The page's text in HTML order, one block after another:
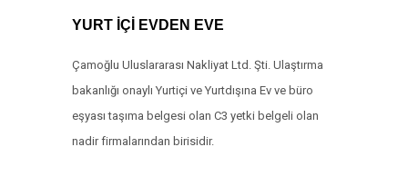
YURT İÇİ EVDEN EVE
Çamoğlu Uluslararası Nakliyat Ltd. Şti. Ulaştırma
bakanlığı onaylı Yurtiçi ve Yurtdışına Ev ve büro
eşyası taşıma belgesi olan C3 yetki belgeli olan
nadir firmalarından birisidir.